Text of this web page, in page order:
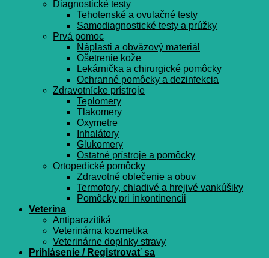
Diagnostické testy
Tehotenské a ovulačné testy
Samodiagnostické testy a prúžky
Prvá pomoc
Náplasti a obväzový materiál
Ošetrenie kože
Lekárnička a chirurgické pomôcky
Ochranné pomôcky a dezinfekcia
Zdravotnícke prístroje
Teplomery
Tlakomery
Oxymetre
Inhalátory
Glukomery
Ostatné prístroje a pomôcky
Ortopedické pomôcky
Zdravotné oblečenie a obuv
Termofory, chladivé a hrejivé vankúšiky
Pomôcky pri inkontinencii
Veterina
Antiparazitiká
Veterinárna kozmetika
Veterinárne doplnky stravy
Prihlásenie / Registrovať sa